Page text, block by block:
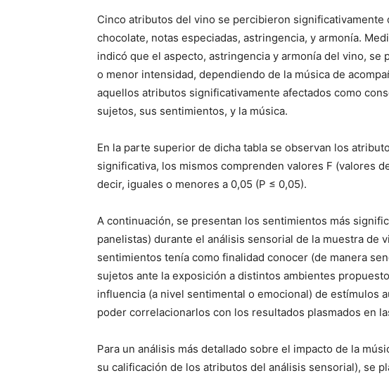
Cinco atributos del vino se percibieron significativamente
chocolate, notas especiadas, astringencia, y armonía.
indicó que el aspecto, astringencia y armonía del vino,
o menor intensidad, dependiendo de la música de
aquellos atributos significativamente afectados como
sujetos, sus sentimientos, y la música.
En la parte superior de dicha tabla se observan los
significativa, los mismos comprenden valores F (valores
decir, iguales o menores a 0,05 (P ≤ 0,05).
A continuación, se presentan los sentimientos más
panelistas) durante el análisis sensorial de la muestra de
sentimientos tenía como finalidad conocer (de manera
sujetos ante la exposición a distintos ambientes
influencia (a nivel sentimental o emocional) de estímulos
poder correlacionarlos con los resultados plasmados en
Para un análisis más detallado sobre el impacto de la
su calificación de los atributos del análisis sensorial), se